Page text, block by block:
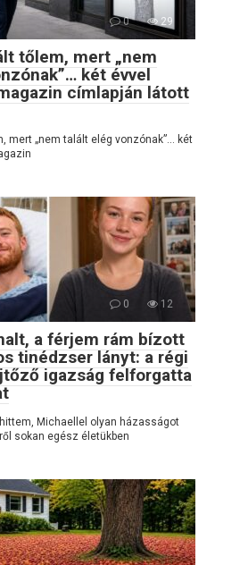
0 29
tőlem, mert „nem
két évvel
címlapján látott
mert „nem talált elég vonzónak”… két
0 12
a férjem rám bízott
tinédzser lányt: a régi
igazság felforgatta
Michaellel olyan házasságot
sokan egész életükben